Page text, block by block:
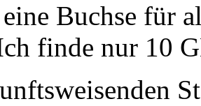
Buchse für
finde nur 10